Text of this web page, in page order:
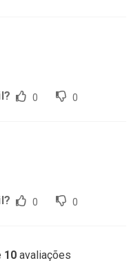
0 0
0 0
10avaliações